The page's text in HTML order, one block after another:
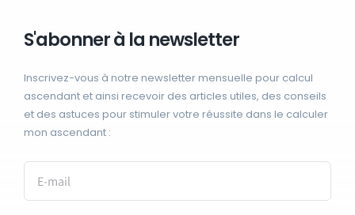
S'abonner à la newsletter
Inscrivez-vous à notre newsletter mensuelle pour calcul
ascendant et ainsi recevoir des articles utiles, des conseils
et des astuces pour stimuler votre réussite dans le calculer
mon ascendant :